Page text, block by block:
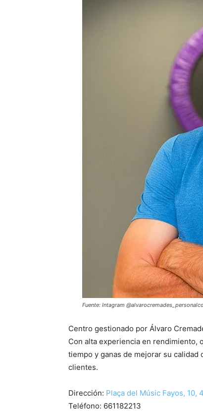
Fuente: Intagram
Centro gestionado por Álvaro
Con alta experiencia en rendimiento,
tiempo y ganas de mejorar su
clientes.
Dirección: Plaça del Músic Fayos, 10,
Teléfono: 661182213